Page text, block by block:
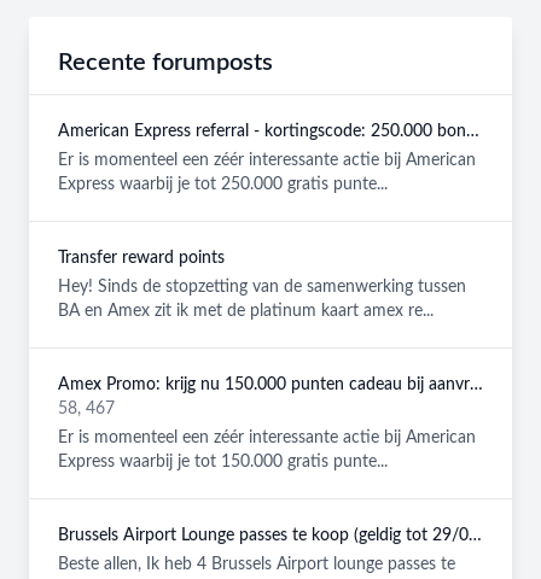
Recente forumposts
American Express referral - kortingscode: 250.000 bonuspunten GRATIS
Er is momenteel een zéér interessante actie bij American
Express waarbij je tot 250.000 gratis punte...
Transfer reward points
Hey! Sinds de stopzetting van de samenwerking tussen
BA en Amex zit ik met de platinum kaart amex re...
Amex Promo: krijg nu 150.000 punten cadeau bij aanvraag van een American Express Platinum kaart!
58, 467
Er is momenteel een zéér interessante actie bij American
Express waarbij je tot 150.000 gratis punte...
Brussels Airport Lounge passes te koop (geldig tot 29/08/2026)
Beste allen, Ik heb 4 Brussels Airport lounge passes te